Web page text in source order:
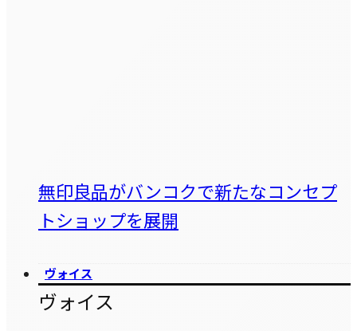
無印良品がバンコクで新たなコンセプ
トショップを展開
ヴォイス
ヴォイス